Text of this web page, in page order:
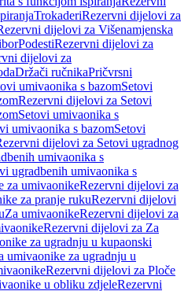
TrokaderiRezervni dijelovi za
dijelovi za Višenamjenska
PodestiRezervni dijelovi za
dijelovi za
Držači ručnikaPričvrsni
umivaonika s bazomSetovi
Rezervni dijelovi za Setovi
Setovi umivaonika s
umivaonika s bazomSetovi
dijelovi za Setovi ugradnog
umivaonika s
ugradbenih umivaonika s
za umivaonikeRezervni dijelovi za
za pranje rukuRezervni dijelovi
Za umivaonikeRezervni dijelovi za
Rezervni dijelovi za Za
za ugradnju u kupaonski
umivaonike za ugradnju u
Rezervni dijelovi za Ploče
u obliku zdjeleRezervni